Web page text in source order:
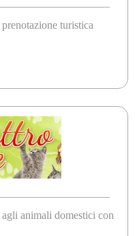
turistica
animali domestici con